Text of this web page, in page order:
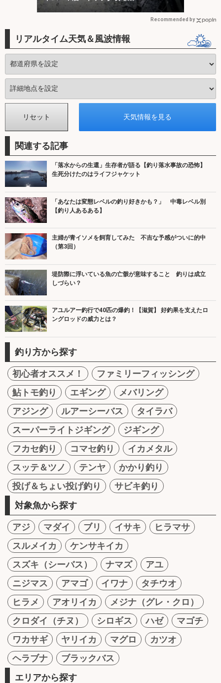
Recommended by
リアルタイム天気＆風波情報
関連する記事
「落水からの生還」生存者が語る【釣り落水事故の恐怖】
生死分けたのはライフジャケット
「あなたは変態レベルの釣り好きかも？」 中毒レベル別
【釣り人あるある】
主婦が青イソメを飼育してみた 不吉な予感がついに的中
（第3回）
堤防際に浮いている魚の亡骸が意味すること 釣りは成立
しづらい？
アユルアー釣行で40匹の爆釣！【滋賀】 好釣果を支えたロ
ングロッドの威力とは？
釣り方から探す
初心者オススメ！
ファミリーフィッシング
鮎トモ釣り
エギング
メバリング
アジング
ルアーシーバス
タイラバ
スーパーライトジギング
ジギング
フカセ釣り
コマセ釣り
イカメタル
スッテ＆ツノ
テンヤ
かかり釣り
投げ＆ちょい投げ釣り
サビキ釣り
対象魚から探す
アジ マダイ ブリ イサキ
ヒラマサ
スルメイカ
ケンサキイカ
スズキ（シーバス）
ナマズ
アユ
ニジマス
アマゴ イワナ
タチウオ
ヒラメ
アオリイカ
メジナ（グレ・クロ）
クロダイ（チヌ）
シロギス ハゼ
マゴチ
ワカサギ
ヤリイカ マグロ
カツオ
ヘラブナ
ブラックバス
エリアから探す